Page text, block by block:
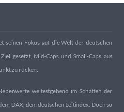
seinen Fokus auf die Welt der deutschen
gesetzt, Mid-Caps und Small-Caps aus
zu rücken.
weitestgehend im Schatten der
DAX, dem deutschen Leitindex. Doch so